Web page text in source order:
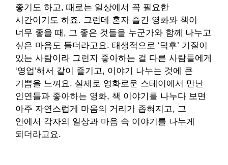
좋기도 하고, 때로는 일상에서 꼭 필요한
시간이기도 하죠. 그런데 혼자 즐긴 영화와 책이
너무 좋을 때, 그 좋은 것들을 누군가와 함께 나누고
싶은 마음도 들더라고요. 태생적으로 ‘덕후’ 기질이
있는 사람이라 그런지 좋아하는 걸 다른 사람들에게
‘영업’해서 같이 즐기고, 이야기 나누는 것에 큰
기쁨을 느껴요. 실제로 영화로운 스테이에서 만난
인연들과 좋아하는 영화, 책 이야기를 나누다 보면
아주 자연스럽게 마음의 거리가 좁혀지고, 그
안에서 각자의 일상과 마음 속 이야기를 나누게
되더라고요.